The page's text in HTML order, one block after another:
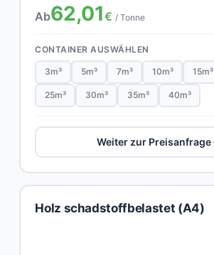
Ab62,01€ / Tonne
CONTAINER AUSWÄHLEN
3m³ 5m³ 7m³ 10m³ 15m³
25m³ 30m³ 35m³ 40m³
Weiter zur Preisanfrage
Holz schadstoffbelastet (A4)